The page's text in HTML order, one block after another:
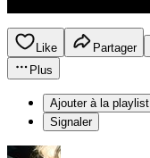
Like Partager
Plus
Ajouter à la playlist
Signaler